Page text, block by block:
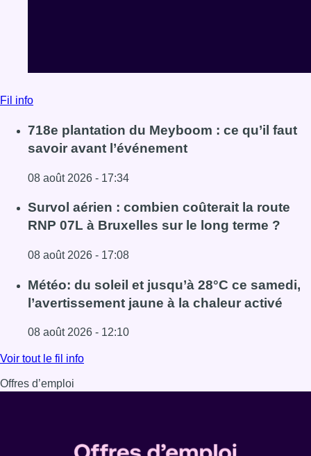
Fil info
718e plantation du Meyboom : ce qu’il faut
savoir avant l’événement
08 août 2026 - 17:34
Lire l'article 718e plantation du Meyboom : ce qu’il faut
Survol aérien : combien coûterait la route
RNP 07L à Bruxelles sur le long terme ?
08 août 2026 - 17:08
Lire l'article Survol aérien : combien coûterait la route
Météo: du soleil et jusqu’à 28°C ce samedi,
l’avertissement jaune à la chaleur activé
08 août 2026 - 12:10
Lire l'article Météo: du soleil et jusqu’à 28°C ce samedi,
Voir tout le fil info
Offres d’emploi